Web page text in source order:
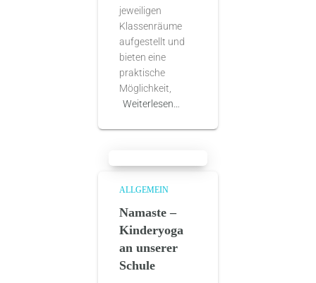
jeweiligen
Klassenräume
aufgestellt und
bieten eine
praktische
Möglichkeit,
Weiterlesen…
ALLGEMEIN
Namaste –
Kinderyoga
an unserer
Schule